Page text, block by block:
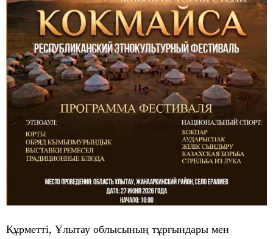
Құрметті, Ұлытау облысының тұрғындары мен